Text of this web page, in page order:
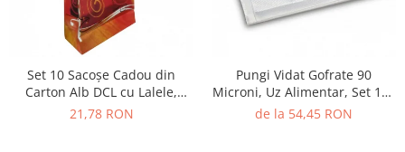
Set 10 Sacoșe Cadou din
Carton Alb DCL cu Lalele,
15x6x28 cm
21,78 RON
Pungi Vidat Gofrate 90
Microni, Uz Alimentar, Set 100
buc
de la 54,45 RON